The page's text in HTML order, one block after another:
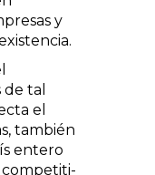
y
tal
el
también
en­tero
competiti­